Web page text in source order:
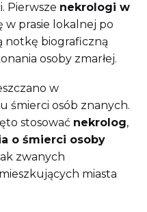
Pierwsze nekrologi w
w prasie lokalnej po
notkę biograficzną
osoby zmarłej.
w
śmierci osób znanych.
stosować nekrolog,
o śmierci osoby
zwanych
miasta